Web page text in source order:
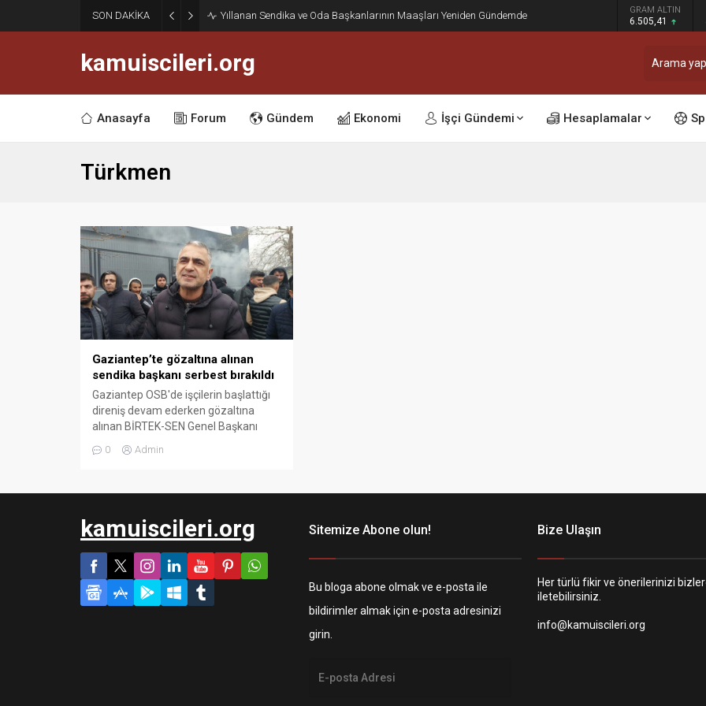
SON DAKİKA Yıllanan Sendika ve Oda Başkanlarının Maaşları Yeniden Gündemde GRAM ALTIN
6.505,41
kamuiscileri.org
Anasayfa Forum Gündem Ekonomi İşçi Gündemi Hesaplamalar
Türkmen
Gaziantep’te gözaltına alınan
sendika başkanı serbest bırakıldı
Gaziantep OSB'de işçilerin başlattığı
direniş devam ederken gözaltına
alınan BİRTEK-SEN Genel Başkanı
0 Admin
kamuiscileri.org Sitemize Abone olun!
Bu bloga abone olmak ve e-posta ile
bildirimler almak için e-posta adresinizi
girin.
Bize Ulaşın
Her türlü fikir ve önerilerinizi
iletebilirsiniz.
info@kamuiscileri.org